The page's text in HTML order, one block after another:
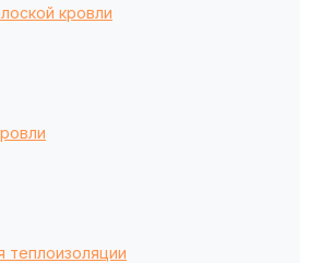
кровли